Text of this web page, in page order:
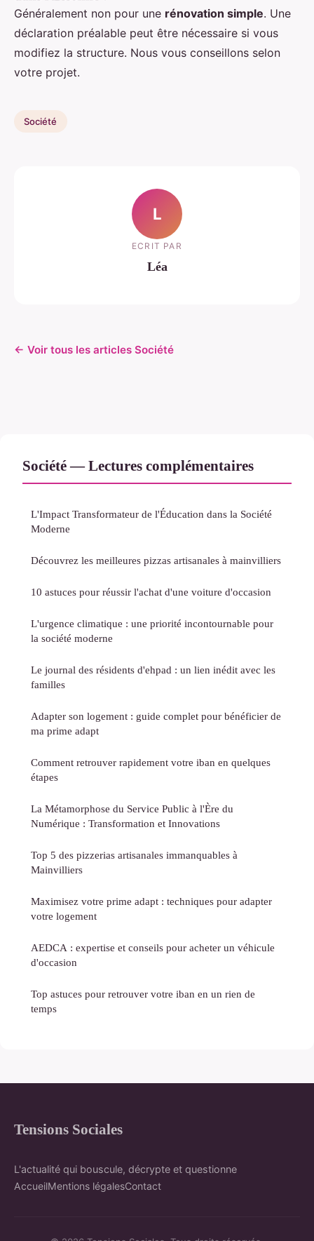
Généralement non pour une rénovation simple. Une
déclaration préalable peut être nécessaire si vous
modifiez la structure. Nous vous conseillons selon
votre projet.
Société
L
ECRIT PAR
Léa
← Voir tous les articles Société
Société — Lectures complémentaires
L'Impact Transformateur de l'Éducation dans la Société
Moderne
Découvrez les meilleures pizzas artisanales à mainvilliers
10 astuces pour réussir l'achat d'une voiture d'occasion
L'urgence climatique : une priorité incontournable pour
la société moderne
Le journal des résidents d'ehpad : un lien inédit avec les
familles
Adapter son logement : guide complet pour bénéficier de
ma prime adapt
Comment retrouver rapidement votre iban en quelques
étapes
La Métamorphose du Service Public à l'Ère du
Numérique : Transformation et Innovations
Top 5 des pizzerias artisanales immanquables à
Mainvilliers
Maximisez votre prime adapt : techniques pour adapter
votre logement
AEDCA : expertise et conseils pour acheter un véhicule
d'occasion
Top astuces pour retrouver votre iban en un rien de
temps
Tensions Sociales
L'actualité qui bouscule, décrypte et questionne
AccueilMentions légalesContact